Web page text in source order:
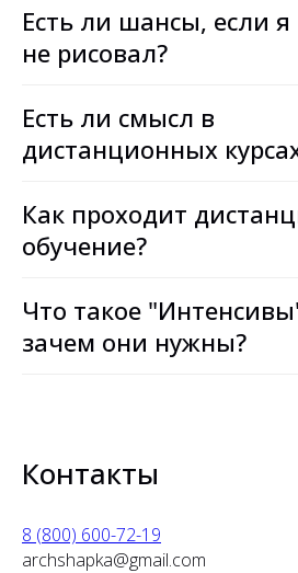
Есть ли шансы, если я
не рисовал?
Есть ли смысл в
дистанционных
Как проходит
обучение?
Что такое
зачем они нужны?
Контакты
8 (800) 600-72-19
archshapka@gmail.com